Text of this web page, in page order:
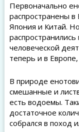
Первоначально
распространены в
Япония и Китай.
человеческой
теперь и в
В природе
смешанные и
есть водоемы.
достаточное
собрался в поход